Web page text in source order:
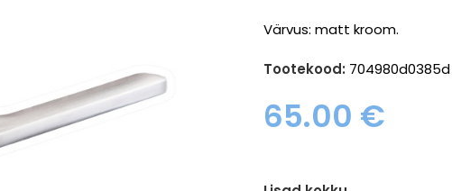
Värvus: matt kroom.
Tootekood: 704980d0385d
65.00 €